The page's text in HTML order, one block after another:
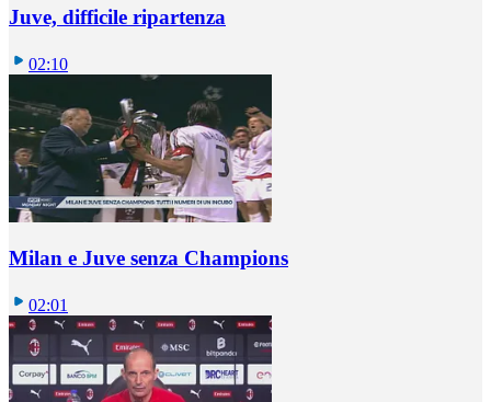
Juve, difficile ripartenza
02:10
Milan e Juve senza Champions
02:01